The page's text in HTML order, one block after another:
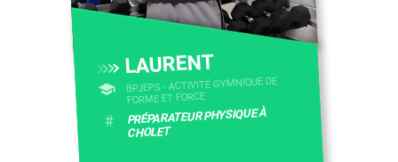
LAURENT
BPJEPS - ACTIVITÉ GYMNIQUE DE
FORME ET FORCE
# PRÉPARATEUR PHYSIQUE À
CHOLET